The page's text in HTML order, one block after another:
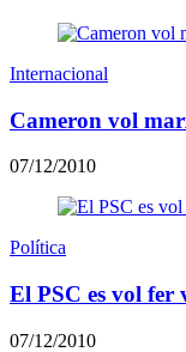
Internacional
Cameron vol
07/12/2010
Política
El PSC es vol fer
07/12/2010